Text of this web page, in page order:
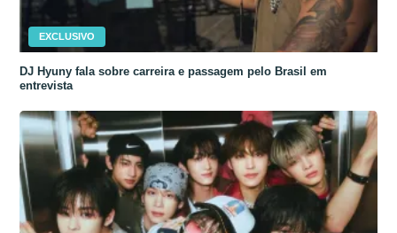
EXCLUSIVO
DJ Hyuny fala sobre carreira e passagem pelo Brasil em
entrevista